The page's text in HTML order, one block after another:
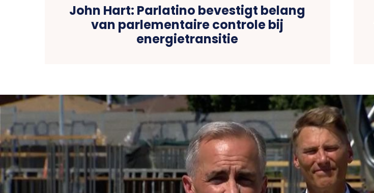
John Hart: Parlatino bevestigt belang
van parlementaire controle bij
energietransitie